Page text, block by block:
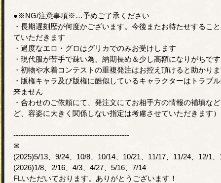
●※NG/注意事項※…予めご了承ください
・長期遅刻歴が何度かございます。今後またお待たせするこ
ていただきます
・過度なエロ・グロはグリカでのみお受けします
・現代服が苦手で疎い為、納期長め＆少し高額になりがちです
・初物や水着コンテストの重複発注はお控え頂けると助かり
・版権キャラ及び版権に酷似しているキャラクターはトラブ
来ません
・合わせのご依頼にて、発注文にてお相手方の情報の補填な
ど、容姿に大きく関係しない指定は考慮させていただきます）
-----------------------------------------------
✉
(2025)5/13、9/24、10/8、10/14、10/21、11/17、11/24、12/1、
(2026)1/8、2/16、4/3、4/27、5/16、7/14
FLいただいております。ありがとうございます！